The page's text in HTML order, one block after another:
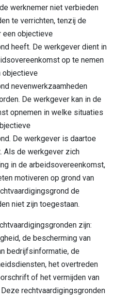
werknemer niet verbieden
te verrichten, tenzij de
een objectieve
heeft. De werkgever dient in
op te nemen
objectieve
nevenwerkzaamheden
De werkgever kan in de
opnemen in welke situaties
De werkgever is daartoe
Als de werkgever zich
in de arbeidsovereenkomst,
motiveren op grond van
de
niet zijn toegestaan.
zijn:
de bescherming van
bedrijfsinformatie, de
het overtreden
of het vermijden van
rechtvaardigingsgronden